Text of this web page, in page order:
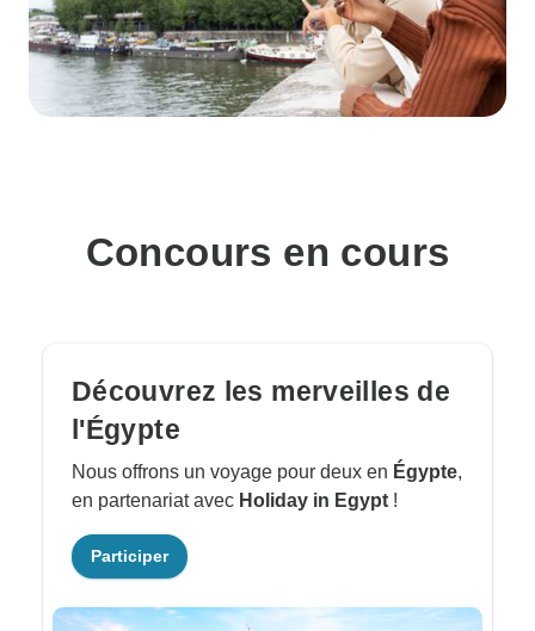
Concours en cours
Découvrez les merveilles de
l'Égypte
Nous offrons un voyage pour deux en Égypte,
en partenariat avec Holiday in Egypt !
Participer